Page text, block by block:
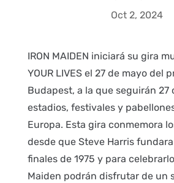
Oct 2, 2024
IRON MAIDEN iniciará su gira
YOUR LIVES el 27 de mayo del
Budapest, a la que seguirán 27
estadios, festivales y
Europa. Esta gira conmemora
desde que Steve Harris
finales de 1975 y para
Maiden podrán disfrutar de un